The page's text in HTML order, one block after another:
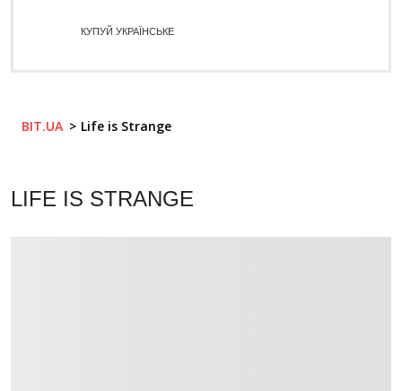
КУПУЙ УКРАЇНСЬКЕ
BIT.UA Life is Strange
LIFE IS STRANGE